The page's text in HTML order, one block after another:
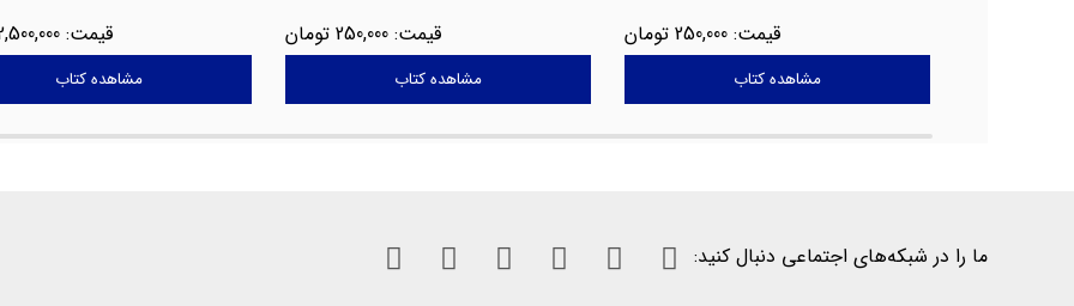
مشاهده کتاب
250,000
مشاهده کتاب
250,000
مشاهده کتاب